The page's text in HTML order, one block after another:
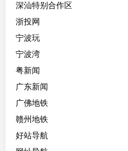
深汕特别合作区
浙投网
宁波玩
宁波湾
粤新闻
广东新闻
广佛地铁
赣州地铁
好站导航